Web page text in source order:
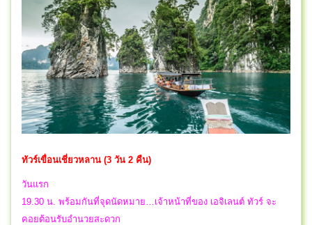
ทัวร์เขื่อนเชี่ยวหลาน (3 วัน 2 คืน)
วันแรก
19.30 น. พร้อมกันที่จุดนัดหมาย…เจ้าหน้าที่ของ เอจิเลนต์ ทัวร์ จะ
คอยต้อนรับอำนวยสะดวก